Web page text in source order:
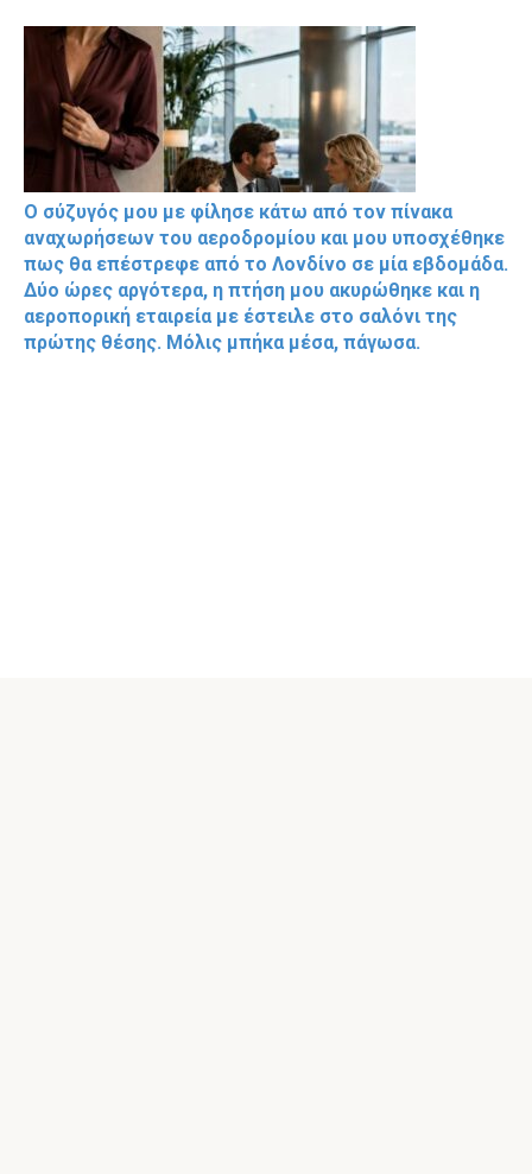
Ο σύζυγός μου με φίλησε κάτω από τον πίνακα
αναχωρήσεων του αεροδρομίου και μου υποσχέθηκε
πως θα επέστρεφε από το Λονδίνο σε μία εβδομάδα.
Δύο ώρες αργότερα, η πτήση μου ακυρώθηκε και η
αεροπορική εταιρεία με έστειλε στο σαλόνι της
πρώτης θέσης. Μόλις μπήκα μέσα, πάγωσα.